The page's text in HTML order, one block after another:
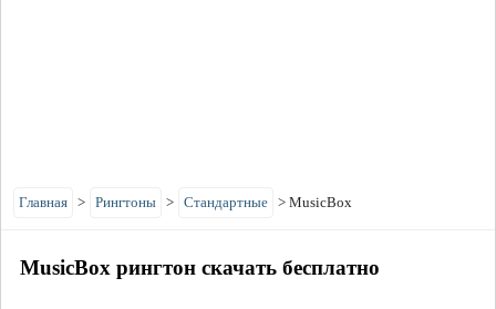
Главная > Рингтоны > Стандартные > MusicBox
MusicBox рингтон скачать бесплатно